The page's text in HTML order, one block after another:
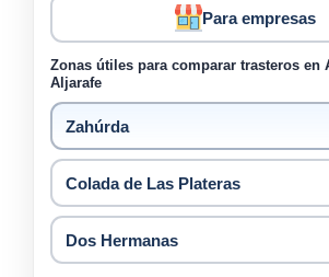
Para empresas
Zonas útiles para comparar trasteros en
Aljarafe
Zahúrda
Colada de Las Plateras
Dos Hermanas